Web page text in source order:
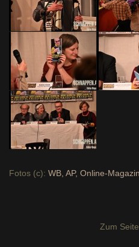
Fotos (c): WB, AP, Online-
Zum